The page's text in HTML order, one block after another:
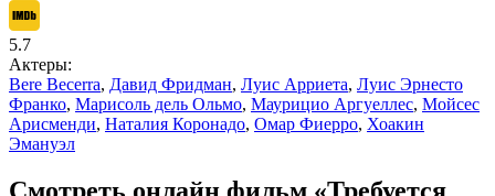
5.7
Актеры:
Bere Becerra, Давид Фридман, Луис Арриета, Луис Эрнесто
Франко, Марисоль дель Ольмо, Маурицио Аргуеллес, Мойсес
Арисменди, Наталия Коронадо, Омар Фиерро, Хоакин
Эмануэл
Смотреть онлайн фильм «Требуется